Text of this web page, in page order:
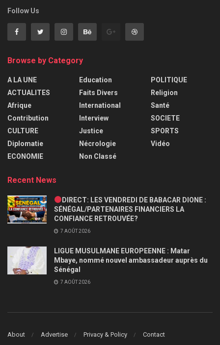
Follow Us
Browse by Category
A LA UNE
ACTUALITES
Afrique
Contribution
CULTURE
Diplomatie
ECONOMIE
Education
Faits Divers
International
Interview
Justice
Nécrologie
Non Classé
POLITIQUE
Religion
Santé
SOCIETE
SPORTS
Vidéo
Recent News
DIRECT: LES VENDREDI DE BABACAR DIONE :
SÉNÉGAL/PARTENAIRES FINANCIERS LA
CONFIANCE RETROUVÉE?
7 AOÛT 2026
LIGUE MUSULMANE EUROPEENNE : Matar
Mbaye, nommé nouvel ambassadeur auprès du
Sénégal
7 AOÛT 2026
About Advertise Privacy & Policy Contact